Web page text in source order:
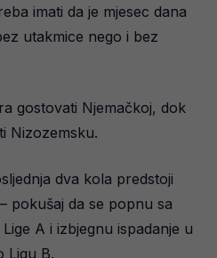
imati da je mjesec dana
utakmice nego i bez
gostovati Njemačkoj, dok
Nizozemsku.
dva kola predstoji
pokušaj da se popnu sa
A i izbjegnu ispadanje u
Ligu B.